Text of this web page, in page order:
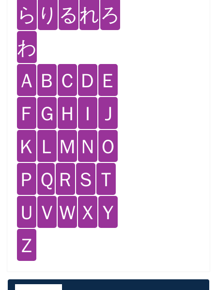
ら り るれろ
わ
Ａ Ｂ Ｃ Ｄ Ｅ
Ｆ Ｇ Ｈ Ｉ Ｊ
Ｋ Ｌ Ｍ Ｎ Ｏ
Ｐ Ｑ Ｒ Ｓ Ｔ
Ｕ Ｖ Ｗ Ｘ Ｙ
Ｚ